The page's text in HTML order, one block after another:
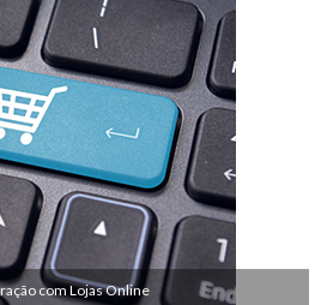
com Lojas Online